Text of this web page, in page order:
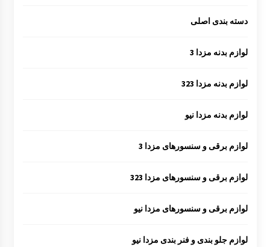
دسته بندی اصلی
لوازم بدنه مزدا 3
لوازم بدنه مزدا 323
لوازم بدنه مزدا نیو
لوازم برقی و سنسورهای مزدا 3
لوازم برقی و سنسورهای مزدا 323
لوازم برقی و سنسورهای مزدا نیو
لوازم جلو بندی و فنر بندی مزدا نیو